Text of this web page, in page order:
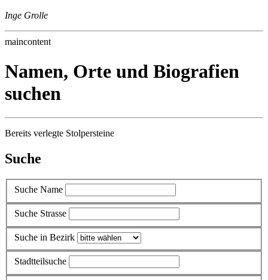
Inge Grolle
maincontent
Namen, Orte und Biografien
suchen
Bereits verlegte Stolpersteine
Suche
Suche Name
Suche Strasse
Suche in Bezirk
Stadtteilsuche